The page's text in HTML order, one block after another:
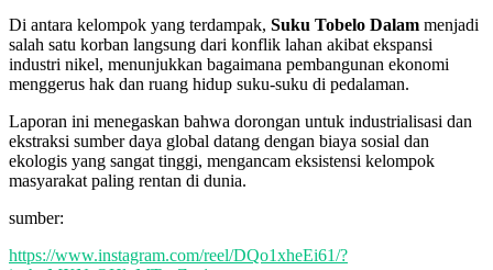
Di antara kelompok yang terdampak, Suku Tobelo Dalam menjadi
salah satu korban langsung dari konflik lahan akibat ekspansi
industri nikel, menunjukkan bagaimana pembangunan ekonomi
menggerus hak dan ruang hidup suku-suku di pedalaman.
Laporan ini menegaskan bahwa dorongan untuk industrialisasi dan
ekstraksi sumber daya global datang dengan biaya sosial dan
ekologis yang sangat tinggi, mengancam eksistensi kelompok
masyarakat paling rentan di dunia.
sumber:
https://www.instagram.com/reel/DQo1xheEi61/?